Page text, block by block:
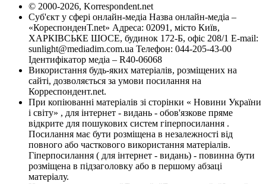
© 2000-2026, Korrespondent.net
Суб'єкт у сфері онлайн-медіа Назва онлайн-медіа –
«КореспонденТ.net» Адреса: 02091, місто Київ,
ХАРКІВСЬКЕ ШОСЕ, будинок 172-Б, офіс 208/1 E-mail:
sunlight@mediadim.com.ua Телефон: 044-205-43-00
Ідентифікатор медіа – R40-06068
Використання будь-яких матеріалів, розміщених на
сайті, дозволяється за умови посилання на
Корреспондент.net.
При копіюванні матеріалів зі сторінки « Новини України
і світу» , для інтернет - видань - обов'язкове пряме
відкрите для пошукових систем гіперпосилання .
Посилання має бути розміщена в незалежності від
повного або часткового використання матеріалів.
Гіперпосилання ( для інтернет - видань) - повинна бути
розміщена в підзаголовку або в першому абзаці
матеріалу.